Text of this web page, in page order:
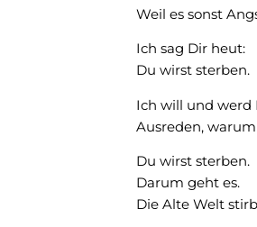
Weil es sonst
Ich sag Dir heut:
Du wirst sterben.
Ich will und werd
Ausreden,
Du wirst sterben.
Darum geht es.
Die Alte Welt